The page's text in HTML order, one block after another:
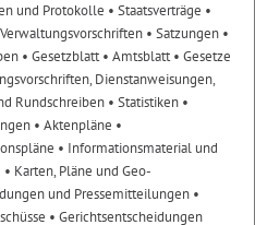
und Protokolle • Staatsverträge •
• Satzungen •
• Gesetzblatt• Amtsblatt• Gesetze
Dienstanweisungen,
Rundschreiben • Statistiken •
• Aktenpläne •
• Informationsmaterial und
• Karten, Pläne und Geo-
und Pressemitteilungen •
• Gerichtsentscheidungen